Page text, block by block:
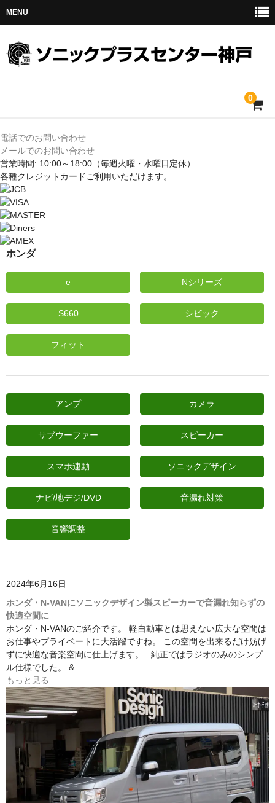
MENU
0
ホーム
メルセデス
BMW
MINI
アウディ
電話でのお問い合わせ
メールでのお問い合わせ
営業時間: 10:00～18:00 （毎週火曜・水曜日定休）
各種クレジットカードご利用いただけます。
ホンダ
e Nシリーズ
S660 シビック
フィット
アンプ カメラ
サブウーファー スピーカー
スマホ連動 ソニックデザイン
ナビ/地デジ/DVD 音漏れ対策
音響調整
2024年6月16日
ホンダ・N-VANにソニックデザイン製スピーカーで音漏れ知らずの
快適空間に
ホンダ・N-VANのご紹介です。 軽自動車とは思えない広大な空間は
お仕事やプライベートに大活躍ですね。 この空間を出来るだけ妨げ
ずに快適な音楽空間に仕上げます。 純正ではラジオのみのシンプ
ル仕様でした。 &…
もっと見る